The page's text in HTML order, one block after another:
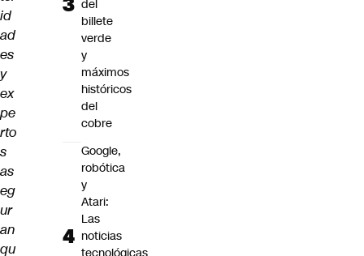
id
ad
es
y
ex
pe
rto
s
as
eg
ur
an
qu
del
billete
verde
y
máximos
históricos
del
cobre
Google,
robótica
y
Atari:
Las
noticias
tecnológicas